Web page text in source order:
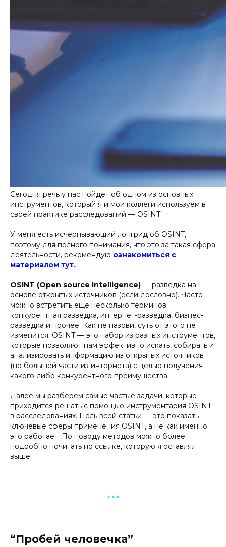
Сегодня речь у нас пойдет об одном из основных
инструментов, который я и мои коллеги используем в
своей практике расследований — OSINT.
У меня есть исчерпывающий лонгрид об OSINT,
поэтому для полного понимания, что это за такая сфера
деятельности, рекомендую ознакомиться с
материалом тут.
OSINT (Open source intelligence) — разведка на
основе открытых источников (если дословно). Часто
можно встретить еще несколько терминов:
конкурентная разведка, интернет-разведка, бизнес-
разведка и прочее. Как не назови, суть от этого не
изменится. OSINT — это набор из разных инструментов,
которые позволяют нам эффективно искать, собирать и
анализировать информацию из открытых источников
(по большей части из интернета) с целью получения
какого-либо конкурентного преимущества.
Далее мы разберем самые частые задачи, которые
приходится решать с помощью инструментария OSINT
в расследованиях. Цель всей статьи — это показать
ключевые сферы применения OSINT, а не как именно
это работает. По поводу методов можно более
подробно почитать по ссылке, которую я оставлял
выше.
▪︎ ▪︎ ▪︎
“Пробей человечка”